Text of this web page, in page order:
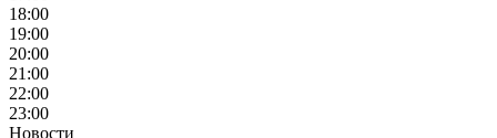
18:00
19:00
20:00
21:00
22:00
23:00
Новости